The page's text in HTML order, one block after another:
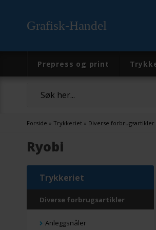
Grafisk-Handel
Prepress og print
Forside » Trykkeriet » Diverse forbrugsartikler
Ryobi
Trykkeriet
Diverse forbrugsartikler
Anleggsnåler